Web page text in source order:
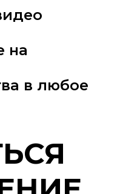
на
в любое